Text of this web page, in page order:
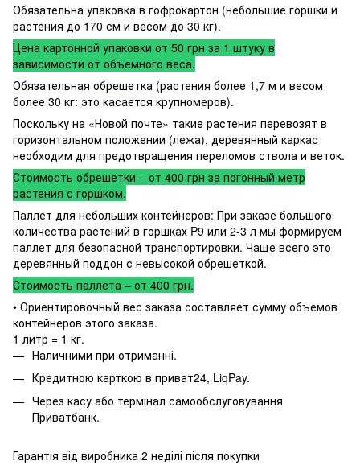
Обязательна упаковка в гофрокартон (небольшие горшки и
растения до 170 см и весом до 30 кг).
Цена картонной упаковки от 50 грн за 1 штуку в
зависимости от объемного веса.
Обязательная обрешетка (растения более 1,7 м и весом
более 30 кг: это касается крупномеров).
Поскольку на «Новой почте» такие растения перевозят в
горизонтальном положении (лежа), деревянный каркас
необходим для предотвращения переломов ствола и веток.
Стоимость обрешетки – от 400 грн за погонный метр
растения с горшком.
Паллет для небольших контейнеров: При заказе большого
количества растений в горшках P9 или 2-3 л мы формируем
паллет для безопасной транспортировки. Чаще всего это
деревянный поддон с невысокой обрешеткой.
Стоимость паллета – от 400 грн.
• Ориентировочный вес заказа составляет сумму объемов
контейнеров этого заказа.
1 литр = 1 кг.
Наличними при отриманні.
Кредитною карткою в приват24, LiqPay.
Через касу або термінал самообслуговування
Приватбанк.
Гарантія від виробника 2 неділі після покупки